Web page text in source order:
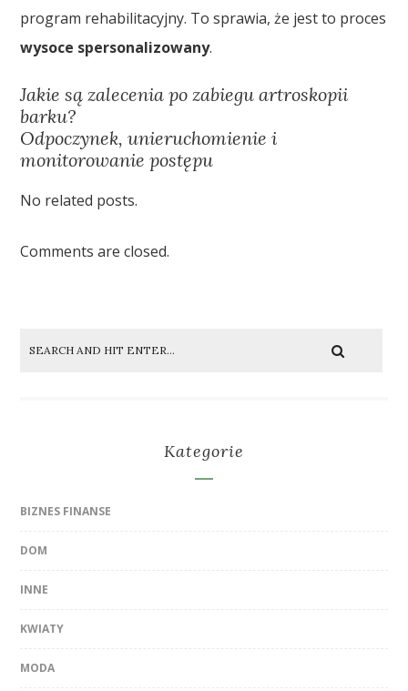
program rehabilitacyjny. To sprawia, że jest to proces
wysoce spersonalizowany.
Jakie są zalecenia po zabiegu artroskopii
barku?
Odpoczynek, unieruchomienie i
monitorowanie postępu
No related posts.
Comments are closed.
Kategorie
BIZNES FINANSE
DOM
INNE
KWIATY
MODA